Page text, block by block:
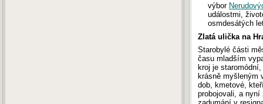
výbor
událostmi,
osmdesátých
Zlatá ulička na
Starobylé části
času mladším
kroj je
krásně myšleným
dob, kmetové,
probojovali, a